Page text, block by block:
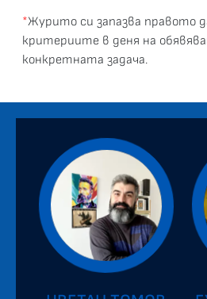
*Журито си запазва правото
критериите в деня на
конкретната задача.